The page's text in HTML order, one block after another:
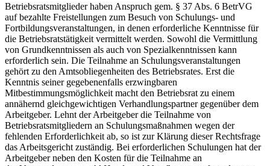
Betriebsratsmitglieder haben Anspruch gem. § 37 Abs. 6 BetrVG
auf bezahlte Freistellungen zum Besuch von Schulungs- und
Fortbildungsveranstaltungen, in denen erforderliche Kenntnisse für
die Betriebsratstätigkeit vermittelt werden. Sowohl die Vermittlung
von Grundkenntnissen als auch von Spezialkenntnissen kann
erforderlich sein. Die Teilnahme an Schulungsveranstaltungen
gehört zu den Amtsobliegenheiten des Betriebsrates. Erst die
Kenntnis seiner gegebenenfalls erzwingbaren
Mitbestimmungsmöglichkeit macht den Betriebsrat zu einem
annähernd gleichgewichtigen Verhandlungspartner gegenüber dem
Arbeitgeber. Lehnt der Arbeitgeber die Teilnahme von
Betriebsratsmitgliedern an Schulungsmaßnahmen wegen der
fehlenden Erforderlichkeit ab, so ist zur Klärung dieser Rechtsfrage
das Arbeitsgericht zuständig. Bei erforderlichen Schulungen hat der
Arbeitgeber neben den Kosten für die Teilnahme an